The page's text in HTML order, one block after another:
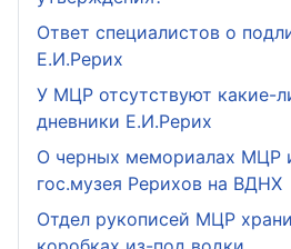
Ответ специалистов о
Е.И.Рерих
У МЦР отсутствуют какие-
дневники Е.И.Рерих
О черных мемориалах МЦР
гос.музея Рерихов на ВДНХ
Отдел рукописей МЦР